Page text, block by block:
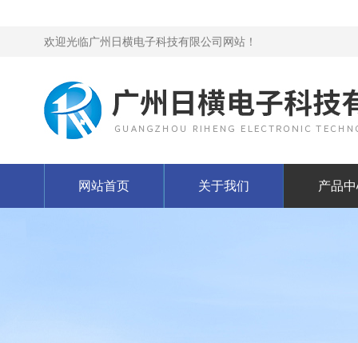
欢迎光临广州日横电子科技有限公司网站！
网站首页 关于我们 产品